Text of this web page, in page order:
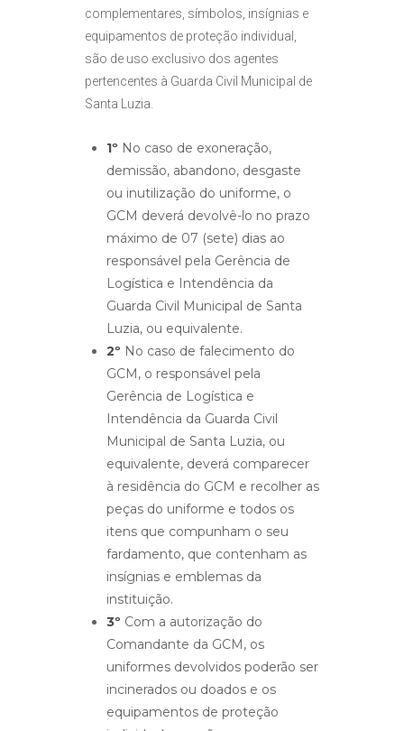
complementares, símbolos, insígnias e
equipamentos de proteção individual,
são de uso exclusivo dos agentes
pertencentes à Guarda Civil Municipal de
Santa Luzia.
1º No caso de exoneração,
demissão, abandono, desgaste
ou inutilização do uniforme, o
GCM deverá devolvê-lo no prazo
máximo de 07 (sete) dias ao
responsável pela Gerência de
Logística e Intendência da
Guarda Civil Municipal de Santa
Luzia, ou equivalente.
2º No caso de falecimento do
GCM, o responsável pela
Gerência de Logística e
Intendência da Guarda Civil
Municipal de Santa Luzia, ou
equivalente, deverá comparecer
à residência do GCM e recolher as
peças do uniforme e todos os
itens que compunham o seu
fardamento, que contenham as
insígnias e emblemas da
instituição.
3º Com a autorização do
Comandante da GCM, os
uniformes devolvidos poderão ser
incinerados ou doados e os
equipamentos de proteção